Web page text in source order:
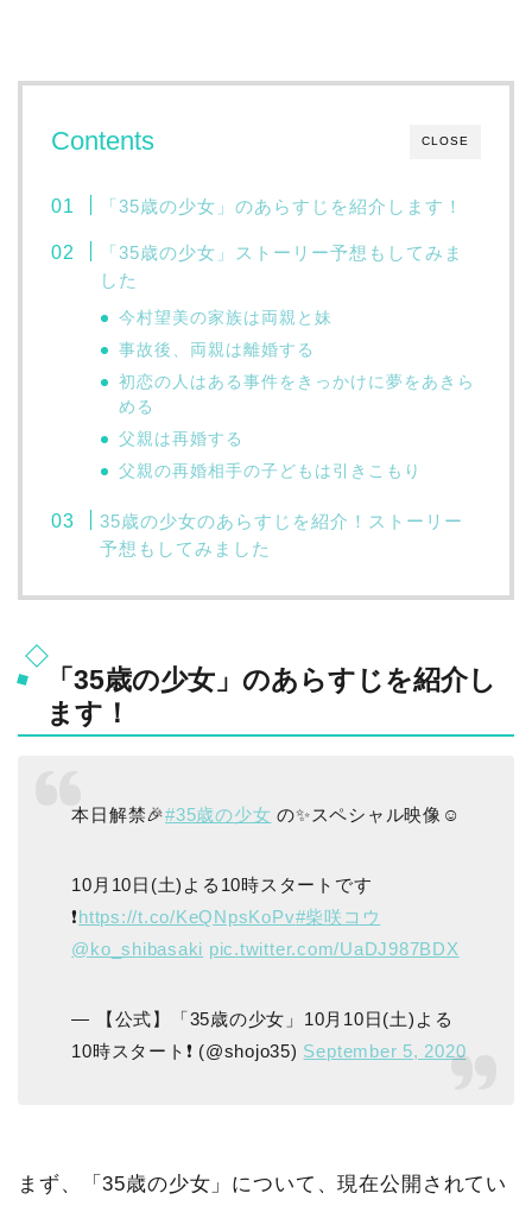
CLOSE
Contents
「35歳の少女」のあらすじを紹介します！
「35歳の少女」ストーリー予想もしてみま
した
今村望美の家族は両親と妹
事故後、両親は離婚する
初恋の人はある事件をきっかけに夢をあきら
める
父親は再婚する
父親の再婚相手の子どもは引きこもり
35歳の少女のあらすじを紹介！ストーリー
予想もしてみました
「35歳の少女」のあらすじを紹介し
ます！
本日解禁🎉#35歳の少女 の✨スペシャル映像☺️
10月10日(土)よる10時スタートです
❗️https://t.co/KeQNpsKoPv#柴咲コウ
@ko_shibasaki pic.twitter.com/UaDJ987BDX
— 【公式】「35歳の少女」10月10日(土)よる
10時スタート❗️ (@shojo35) September 5, 2020
まず、「35歳の少女」について、現在公開されてい